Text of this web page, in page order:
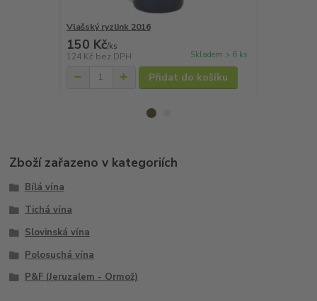
Vlašský ryzlink 2016
150 Kč/ks
124 Kč bez DPH Skladem > 6 ks
Přidat do košíku
Zboží zařazeno v kategoriích
Bílá vína
Tichá vína
Slovinská vína
Polosuchá vína
P&F (Jeruzalem - Ormož)